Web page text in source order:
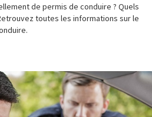
de permis de conduire ? Quels
toutes les informations sur le